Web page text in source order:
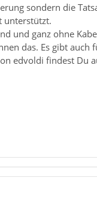
sondern die
unterstützt.
und ganz ohne
das. Es gibt
edvoldi findest Du